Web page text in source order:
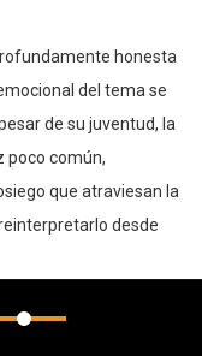
honesta
del tema se
de su juventud, la
poco común,
que atraviesan la
desde
alternative rock, con